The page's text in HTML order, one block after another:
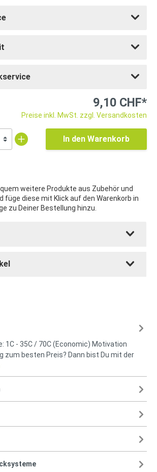
9,10 CHF*
Preise inkl. MwSt. zzgl. Versandkosten
In den Warenkorb
weitere Produkte aus Zubehör und
füge diese mit Klick auf den Warenkorb in
zu Deiner Bestellung hinzu.
1C - 35C / 70C (Economic) Motivation
zum besten Preis? Dann bist Du mit der